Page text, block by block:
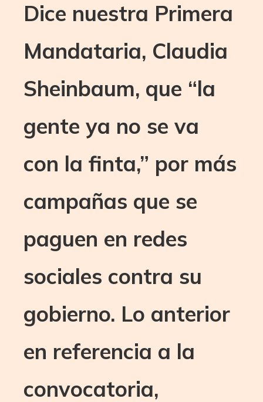
Dice nuestra Primera
Mandataria, Claudia
Sheinbaum, que “la
gente ya no se va
con la finta,” por más
campañas que se
paguen en redes
sociales contra su
gobierno. Lo anterior
en referencia a la
convocatoria,